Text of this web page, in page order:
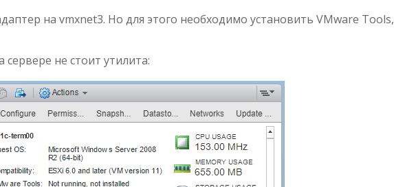
на vmxnet3. Но для этого необходимо установить VMware Tools,
не стоит утилита: